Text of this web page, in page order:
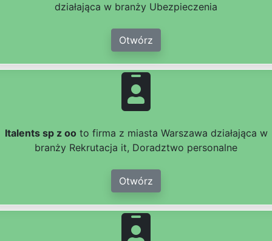
działająca w branży Ubezpieczenia
Otwórz
Italents sp z oo to firma z miasta Warszawa działająca w
branży Rekrutacja it, Doradztwo personalne
Otwórz